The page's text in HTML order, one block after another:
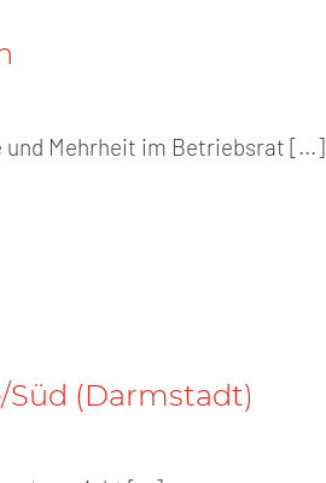
und Mehrheit im Betriebsrat [...]
Süd (Darmstadt)